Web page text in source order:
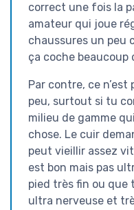
correct une fois la
amateur qui joue
chaussures un peu
ça coche beaucoup
Par contre, ce
peu, surtout si tu
milieu de gamme
chose. Le cuir
peut vieillir assez
est bon mais pas
pied très fin ou que
ultra nerveuse et